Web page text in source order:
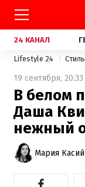
24 КАНАЛ
Lifestyle 24
19 сентября, 20:33
В белом
Даша
нежный
Мария Касий